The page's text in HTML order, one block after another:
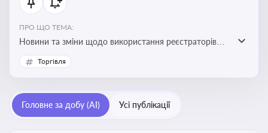
ПРО ЩО ТЕМА:
Новини та зміни щодо використання реєстраторів
розрахункових операцій, аналіз законодавства про
РРО, позиції ДПС та судів щодо РРО
Торгівля
Головне за добу (AI) Усі публікації